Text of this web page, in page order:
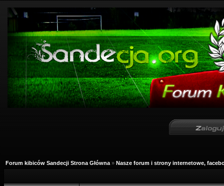
Forum kibiców Sandecji Strona Główna » Nasze forum i strony internetowe,